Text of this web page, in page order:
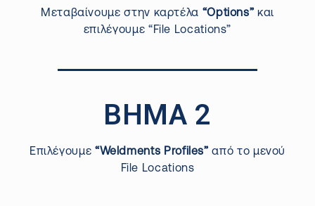
Μεταβαίνουμε στην καρτέλα “Options” και
επιλέγουμε “File Locations”
ΒΗΜΑ 2
Επιλέγουμε “Weldments Profiles” από το μενού
File Locations